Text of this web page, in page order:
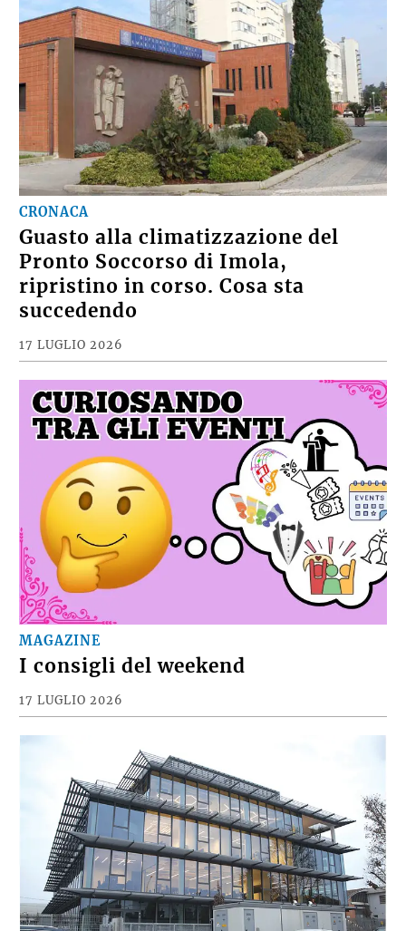
CRONACA
Guasto alla climatizzazione del
Pronto Soccorso di Imola,
ripristino in corso. Cosa sta
succedendo
17 LUGLIO 2026
MAGAZINE
I consigli del weekend
17 LUGLIO 2026